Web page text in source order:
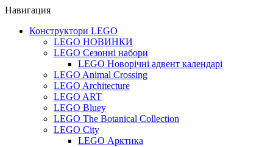
Навигация
Конструктори LEGO
LEGO НОВИНКИ
LEGO Сезонні набори
LEGO Новорічні адвент календарі
LEGO Animal Crossing
LEGO Architecture
LEGO ART
LEGO Bluey
LEGO The Botanical Collection
LEGO City
LEGO Арктика